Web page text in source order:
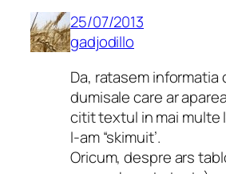
25/07/2013
gadjodillo
Da, ratasem informatia
dumisale care ar
citit textul in mai multe
l-am “skimuit’.
Oricum, despre ars